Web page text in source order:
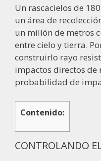
Un rascacielos de
un área de
un millón de metros
entre cielo y tierra.
construirlo rayo
impactos directos de
probabilidad de
Contenido:
CONTROLANDO